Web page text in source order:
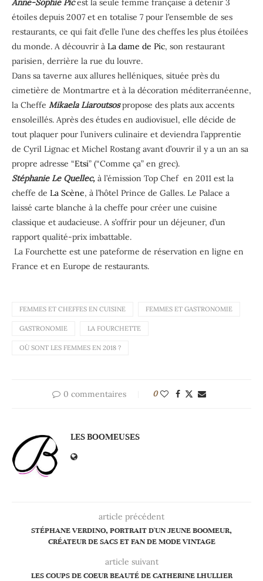
Anne-Sophie Picest la seule femme française à détenir 3
étoiles depuis 2007 et en totalise 7 pour l’ensemble de ses
restaurants, ce qui fait d’elle l’une des cheffes les plus étoilées
du monde. A découvrir à La dame de Pic, son restaurant
parisien, derrière la rue du louvre.
Dans sa taverne aux allures helléniques, située près du
cimetière de Montmartre et à la décoration méditerranéenne,
la Cheffe Mikaela Liaroutsospropose des plats aux accents
ensoleillés. Après des études en audiovisuel, elle décide de
tout plaquer pour l’univers culinaire et deviendra l’apprentie
de Cyril Lignac et Michel Rostang avant d’ouvrir il y a un an sa
propre adresse “Etsi” (“Comme ça” en grec).
Stéphanie Le Quellec, à l’émission Top Chef en 2011 est la
cheffe de La Scène, à l’hôtel Prince de Galles. Le Palace a
laissé carte blanche à la cheffe pour créer une cuisine
classique et audacieuse. A s’offrir pour un déjeuner, d’un
rapport qualité-prix imbattable.
La Fourchette est une pateforme de réservation en ligne en
France et en Europe de restaurants.
FEMMES ET CHEFFES EN CUISINE FEMMES ET GASTRONOMIE
GASTRONOMIE LA FOURCHETTE
OÙ SONT LES FEMMES EN 2018 ?
0 commentaires 0
LES BOOMEUSES
article précédent
STÉPHANE VERDINO, PORTRAIT D'UN JEUNE BOOMEUR,
CRÉATEUR DE SACS ET FAN DE MODE VINTAGE
article suivant
LES COUPS DE COEUR BEAUTÉ DE CATHERINE LHULLIER